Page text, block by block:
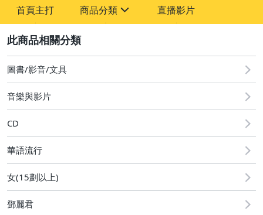
首頁主打 商品分類
圖書/影音/文具
古董、藝術與礦石
運動、戶外與休閒
直播影片
圖書/影音/文具
音樂與影片
CD
華語流行
女(15劃以上)
鄧麗君